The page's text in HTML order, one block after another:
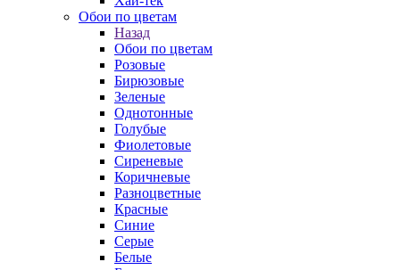
Обои по цветам
Назад
Обои по цветам
Розовые
Бирюзовые
Зеленые
Однотонные
Голубые
Фиолетовые
Сиреневые
Коричневые
Разноцветные
Красные
Синие
Серые
Белые